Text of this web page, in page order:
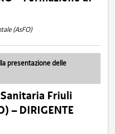
(AsFO)
presentazione delle
Friuli
– DIRIGENTE